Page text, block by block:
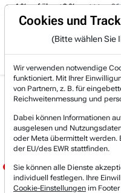
-4 % auf über +3 %.
Gratis Account Login
Live-
Research
Donnerstag, 11.12. 09:15
JÖRG MEYER
Cookies und
(Bitte wählen Sie
Wir verwenden notwendige
funktioniert. Mit Ihrer
von Partnern, z. B. für
Reichweitenmessung und
Dabei können Informationen
ausgelesen und
oder Meta übermittelt werden.
der EU/des EWR stattfinden.
Sie können alle Dienste
individuell festlegen. Ihre
Cookie-Einstellungen im